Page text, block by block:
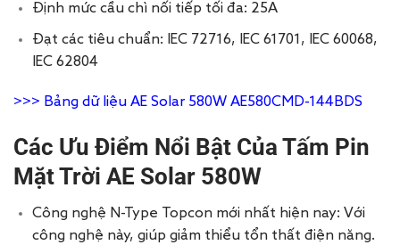
Định mức cầu chì nối tiếp tối đa: 25A
Đạt các tiêu chuẩn: IEC 72716, IEC 61701, IEC 60068,
IEC 62804
>>> Bảng dữ liệu AE Solar 580W AE580CMD-144BDS
Các Ưu Điểm Nổi Bật Của Tấm Pin
Mặt Trời AE Solar 580W
Công nghệ N-Type Topcon mới nhất hiện nay: Với
công nghệ này, giúp giảm thiểu tổn thất điện năng.